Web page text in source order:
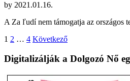
by 2021.01.16.
A Za ľudí nem támogatja az országos
Bejegyzések
lapozása
1 2 … 4 Következő
Digitalizálják a Dolgozó Nő